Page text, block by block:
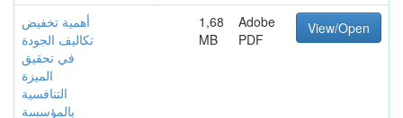
أهمية تخفيض
تكاليف الجودة
في تحقيق
الميزة
التنافسية
بالمؤسسة
1,68
MB
Adobe
PDF
View/Open